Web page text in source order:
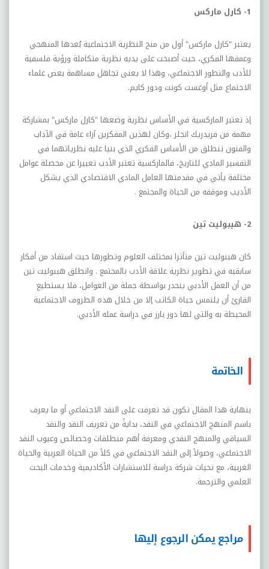
1- كارل ماركس
يعتبر "كارل ماركس" أول من منح النظرية الاجتماعية بُعدها المنهجي
وعمقها الفكري، حيث أصبحت على يديه نظرية متكاملة ورؤية فلسفية
للأدب والتطور الاجتماعي، وهذا لا يعنى تجاهل مساهمة بعض علماء
الاجتماع مثل أوغست كونت ودور كايم.
إذ تعتبر الماركسية في الأساس نظرية وضعها "كارل ماركس" بمشاركة
مهمة من فريدريك انجلر ،وكان لهذين المفكرين آراء عامة في الآداب
والفنون تنطلق من الأساس الفكري الذي بنيا عليه نظرياتهما في
التفسير المادي للتاريخ، فالماركسية تعتبر الأدب تعبيرا عن محصلة عوامل
مختلفة يأتي في مقدمتها العامل المادي الاقتصادي الذي يشكل
الأديب وموقفه من الحياة والمجتمع .
2- هيبوليت تين
كان هيبوليت تين متأثرا بمختلف العلوم وتطورها حيث استفاد من أفكار
سابقيه في تطوير نظرية علاقة الأدب بالمجتمع . وانطلق هيبوليت تين
من أن العمل الأدبي ينحدر بواسطة جملة من العوامل، فلا يستطيع
القارئ أن يلتمس حياة الكاتب إلا من خلال هذه الظروف الاجتماعية
المحيطة به والتي لها دور بارز في دراسة عمله الأدبي.
الخاتمة
بنهاية هذا المقال تكون قد تعرفت على النقد الاجتماعي أو ما يعرف
باسم المنهج الاجتماعي في النقد، بدايةً من تعريف النقد والنقد
السياقي والمنهج النقدي ومعرفة أهم منطلقات وخصائص وعيوب النقد
الاجتماعي، وصولاً إلى النقد الاجتماعي في كلاً من الحياة العربية والحياة
الغربية، مع تحيات شركة دراسة للاستشارات الأكاديمية وخدمات البحث
العلمي والترجمة.
مراجع يمكن الرجوع إليها